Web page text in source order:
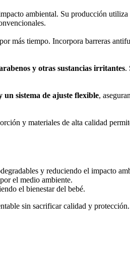
ambiental. Su producción
más tiempo. Incorpora barreras
y otras sustancias irritantes.
un sistema de ajuste flexible,
y materiales de alta calidad
y reduciendo el impacto
el medio ambiente.
el bienestar del bebé.
sin sacrificar calidad y